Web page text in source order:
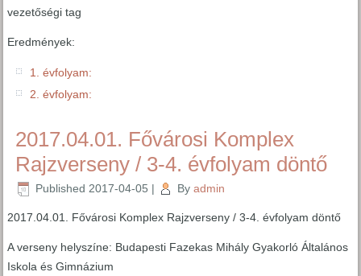
vezetőségi tag
Eredmények:
1. évfolyam:
2. évfolyam:
2017.04.01. Fővárosi Komplex
Rajzverseny / 3-4. évfolyam döntő
Published 2017-04-05 | By admin
2017.04.01. Fővárosi Komplex Rajzverseny / 3-4. évfolyam döntő
A verseny helyszíne: Budapesti Fazekas Mihály Gyakorló Általános
Iskola és Gimnázium